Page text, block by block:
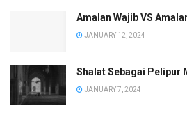
Amalan Wajib VS
JANUARY 12, 2024
Shalat Sebagai Pelipur
JANUARY 7, 2024